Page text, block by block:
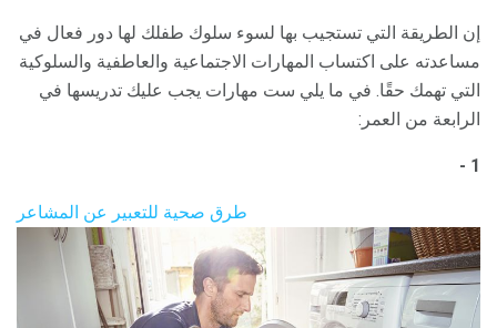
إن الطريقة التي تستجيب بها لسوء سلوك طفلك لها دور فعال في
مساعدته على اكتساب المهارات الاجتماعية والعاطفية والسلوكية
التي تهمك حقًا. في ما يلي ست مهارات يجب عليك تدريسها في
الرابعة من العمر:
1 -
طرق صحية للتعبير عن المشاعر